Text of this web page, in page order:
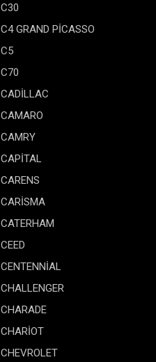
C30
C4 GRAND PİCASSO
C5
C70
CADİLLAC
CAMARO
CAMRY
CAPİTAL
CARENS
CARİSMA
CATERHAM
CEED
CENTENNİAL
CHALLENGER
CHARADE
CHARİOT
CHEVROLET